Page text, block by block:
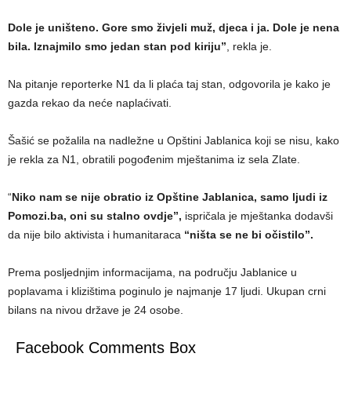
Dole je uništeno. Gore smo živjeli muž, djeca i ja. Dole je nena
bila. Iznajmilo smo jedan stan pod kiriju” , rekla je.
Na pitanje reporterke N1 da li plaća taj stan, odgovorila je kako je
gazda rekao da neće naplaćivati.
Šašić se požalila na nadležne u Opštini Jablanica koji se nisu, kako
je rekla za N1, obratili pogođenim mještanima iz sela Zlate.
“Niko nam se nije obratio iz Opštine Jablanica, samo ljudi iz
Pomozi.ba, oni su stalno ovdje”, ispričala je mještanka dodavši
da nije bilo aktivista i humanitaraca “ništa se ne bi očistilo”.
Prema posljednjim informacijama, na području Jablanice u
poplavama i klizištima poginulo je najmanje 17 ljudi. Ukupan crni
bilans na nivou države je 24 osobe.
Facebook Comments Box